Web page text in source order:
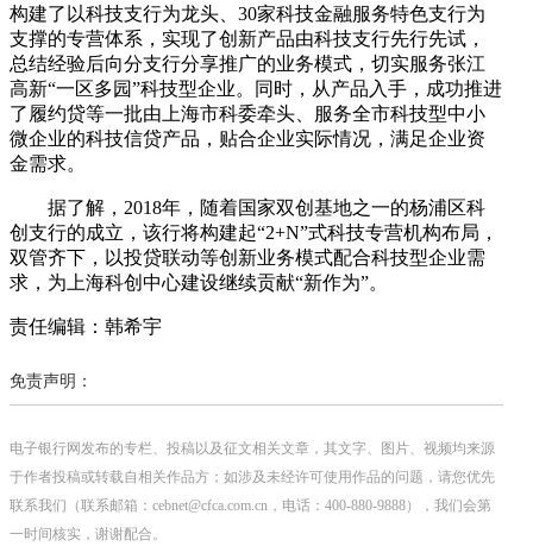
构建了以科技支行为龙头、30家科技金融服务特色支行为
支撑的专营体系，实现了创新产品由科技支行先行先试，
总结经验后向分支行分享推广的业务模式，切实服务张江
高新“一区多园”科技型企业。同时，从产品入手，成功推进
了履约贷等一批由上海市科委牵头、服务全市科技型中小
微企业的科技信贷产品，贴合企业实际情况，满足企业资
金需求。
据了解，2018年，随着国家双创基地之一的杨浦区科
创支行的成立，该行将构建起“2+N”式科技专营机构布局，
双管齐下，以投贷联动等创新业务模式配合科技型企业需
求，为上海科创中心建设继续贡献“新作为”。
责任编辑：韩希宇
免责声明：
电子银行网发布的专栏、投稿以及征文相关文章，其文字、图片、视频均来源
于作者投稿或转载自相关作品方；如涉及未经许可使用作品的问题，请您优先
联系我们（联系邮箱：cebnet@cfca.com.cn，电话：400-880-9888），我们会第
一时间核实，谢谢配合。